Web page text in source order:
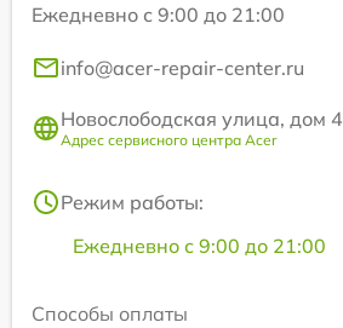
Ежедневно с 9:00 до 21:00
info@acer-repair-center.ru
Новослободская улица, дом 4
Адрес сервисного центра Acer
Режим работы:
Ежедневно с 9:00 до 21:00
Способы оплаты